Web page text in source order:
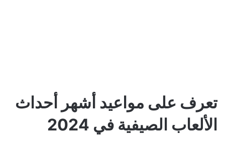
تعرف على مواعيد أشهر أحداث
الألعاب الصيفية في 2024